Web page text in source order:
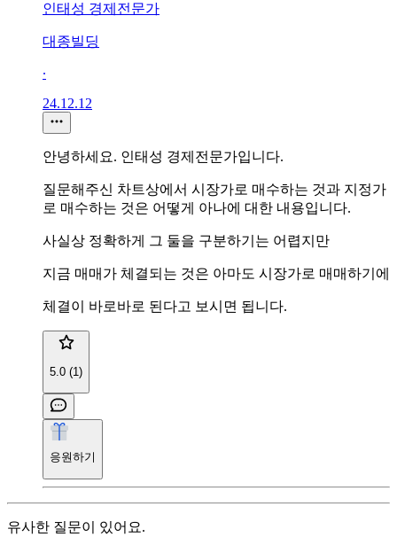
인태성 경제전문가
대종빌딩
∙
24.12.12
안녕하세요. 인태성 경제전문가입니다.
질문해주신 차트상에서 시장가로 매수하는 것과 지정가
로 매수하는 것은 어떻게 아나에 대한 내용입니다.
사실상 정확하게 그 둘을 구분하기는 어렵지만
지금 매매가 체결되는 것은 아마도 시장가로 매매하기에
체결이 바로바로 된다고 보시면 됩니다.
5.0 (1)
응원하기
유사한 질문이 있어요.